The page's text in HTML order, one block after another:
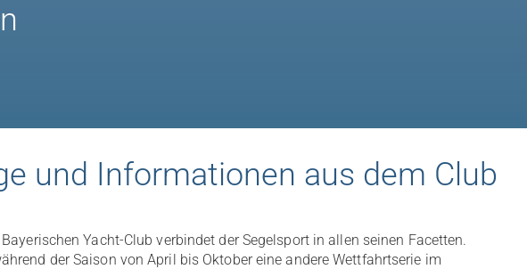
und Informationen aus dem Club
Yacht-Club verbindet der Segelsport in allen seinen Facetten.
der Saison von April bis Oktober eine andere Wettfahrtserie im